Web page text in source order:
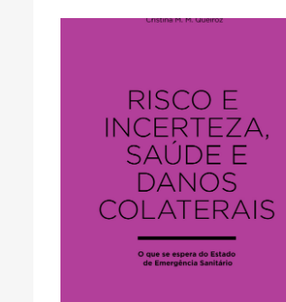
e Danos Colaterais: o
que se espera do Estado
de Emergência sanitário
FULL TEXT AVAILABLE -
CLICK HERE FOR OPEN
ACCESS